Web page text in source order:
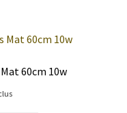
variații.
pot
60cm 10w